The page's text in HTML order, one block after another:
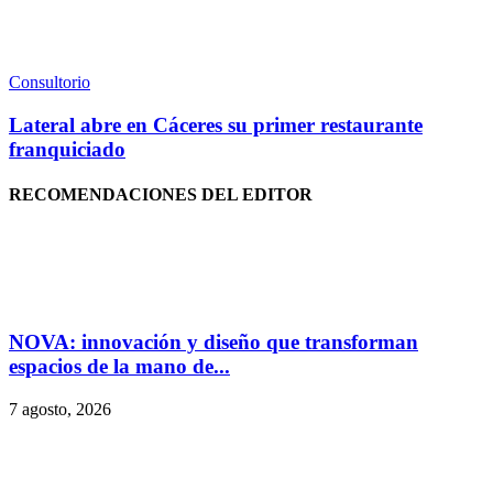
Consultorio
Lateral abre en Cáceres su primer restaurante
franquiciado
RECOMENDACIONES DEL EDITOR
NOVA: innovación y diseño que transforman
espacios de la mano de...
7 agosto, 2026